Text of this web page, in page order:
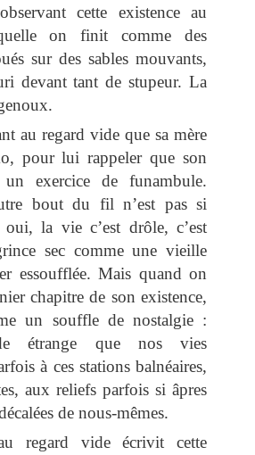
cette existence au
on finit comme des
sur des sables mouvants,
devant tant de stupeur. La
au regard vide que sa mère
pour lui rappeler que son
un exercice de funambule.
bout du fil n’est pas si
la vie c’est drôle, c’est
sec comme une vieille
essoufflée. Mais quand on
chapitre de son existence,
un souffle de nostalgie :
étrange que nos vies
à ces stations balnéaires,
aux reliefs parfois si âpres
de nous-mêmes.
regard vide écrivit cette